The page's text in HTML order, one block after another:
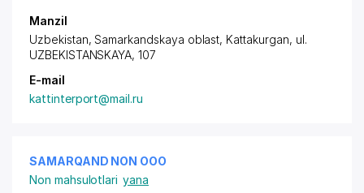
Manzil
Uzbekistan, Samarkandskaya oblast, Kattakurgan, ul.
UZBEKISTANSKAYA, 107
E-mail
kattinterport@mail.ru
SAMARQAND NON ООО
Non mahsulotlari yana